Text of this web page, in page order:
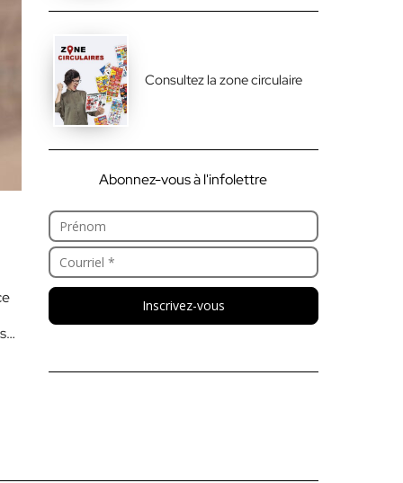
Consultez la zone circulaire
Abonnez-vous à l'infolettre
Inscrivez-vous